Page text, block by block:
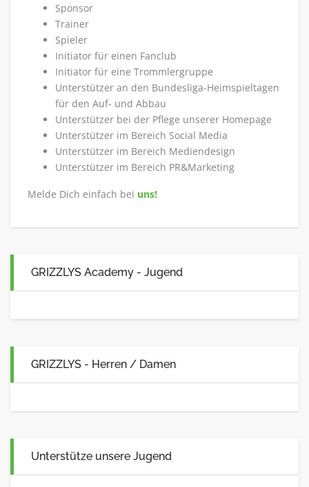
Sponsor
Trainer
Spieler
Initiator für einen Fanclub
Initiator für eine Trommlergruppe
Unterstützer an den Bundesliga-Heimspieltagen
für den Auf- und Abbau
Unterstützer bei der Pflege unserer Homepage
Unterstützer im Bereich Social Media
Unterstützer im Bereich Mediendesign
Unterstützer im Bereich PR&Marketing
Melde Dich einfach bei uns!
GRIZZLYS Academy - Jugend
GRIZZLYS - Herren / Damen
Unterstütze unsere Jugend